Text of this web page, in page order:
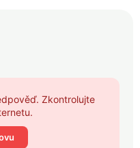
Zkontrolujte